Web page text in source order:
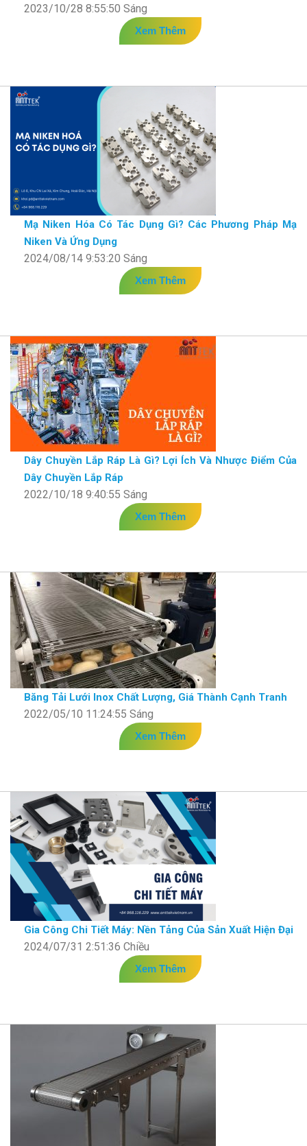
2023/10/28 8:55:50 Sáng
Xem Thêm
Mạ Niken Hóa Có Tác Dụng Gì? Các Phương Pháp Mạ
Niken Và Ứng Dụng
2024/08/14 9:53:20 Sáng
Xem Thêm
Dây Chuyền Lắp Ráp Là Gì? Lợi Ích Và Nhược Điểm Của
Dây Chuyền Lắp Ráp
2022/10/18 9:40:55 Sáng
Xem Thêm
Băng Tải Lưới Inox Chất Lượng, Giá Thành Cạnh Tranh
2022/05/10 11:24:55 Sáng
Xem Thêm
Gia Công Chi Tiết Máy: Nền Tảng Của Sản Xuất Hiện Đại
2024/07/31 2:51:36 Chiều
Xem Thêm